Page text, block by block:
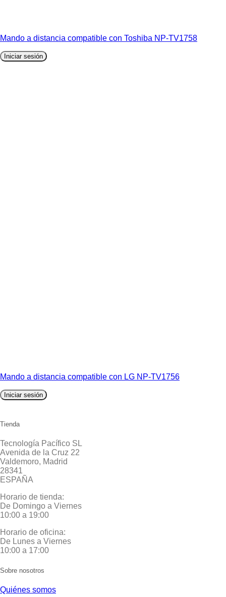
Mando a distancia compatible con Toshiba NP-TV1758
Iniciar sesión
Mando a distancia compatible con LG NP-TV1756
Iniciar sesión
Tienda
Tecnología Pacífico SL
Avenida de la Cruz 22
Valdemoro, Madrid
28341
ESPAÑA
Horario de tienda:
De Domingo a Viernes
10:00 a 19:00
Horario de oficina:
De Lunes a Viernes
10:00 a 17:00
Sobre nosotros
Quiénes somos